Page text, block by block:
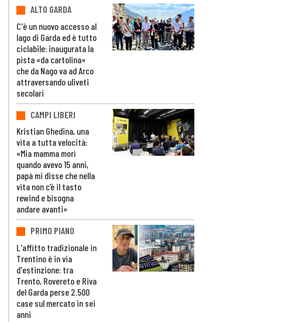
ALTO GARDA
C'è un nuovo accesso al
lago di Garda ed è tutto
ciclabile: inaugurata la
pista «da cartolina»
che da Nago va ad Arco
attraversando uliveti
secolari
CAMPI LIBERI
Kristian Ghedina, una
vita a tutta velocità:
«Mia mamma morì
quando avevo 15 anni,
papà mi disse che nella
vita non c’è il tasto
rewind e bisogna
andare avanti»
PRIMO PIANO
L'affitto tradizionale in
Trentino è in via
d'estinzione: tra
Trento, Rovereto e Riva
del Garda perse 2.500
case sul mercato in sei
anni